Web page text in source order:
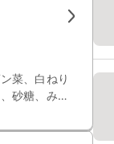
菜、白ねり
砂糖、み